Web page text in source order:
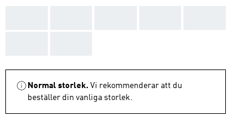
Normal storlek. Vi rekommenderar att du
beställer din vanliga storlek.